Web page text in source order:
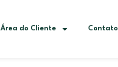
Área do Cliente Contato